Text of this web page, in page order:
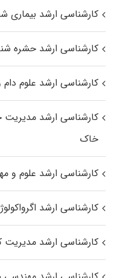
کارشناسی ارشد بیماری‌
کارشناسی ارشد حشره‌
کارشناسی ارشد علوم دام
کارشناسی ارشد
خاک
کارشناسی ارشد علوم و
کارشناسی ارشد
کارشناسی ارشد مدیریت